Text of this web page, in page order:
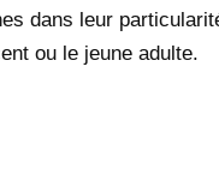
dans leur
ou le jeune adulte.